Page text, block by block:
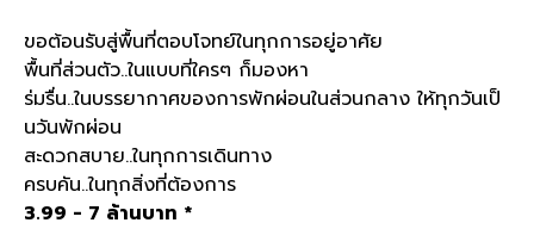
ขอต้อนรับสู่พื้นที่ตอบโจทย์ในทุกการอยู่อาศัย
พื้นที่ส่วนตัว..ในแบบที่ใครๆ ก็มองหา
ร่มรื่น..ในบรรยากาศของการพักผ่อนในส่วนกลาง ให้ทุกวันเป็
นวันพักผ่อน
สะดวกสบาย..ในทุกการเดินทาง
ครบคัน..ในทุกสิ่งที่ต้องการ
3.99 - 7 ล้านบาท *